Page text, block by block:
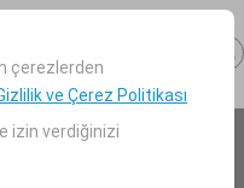
çerezlerden
ve Çerez Politikası
izin verdiğinizi